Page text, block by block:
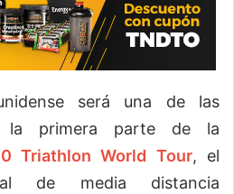
será una de las
la primera parte de la
Triathlon World Tour, el
de media distancia